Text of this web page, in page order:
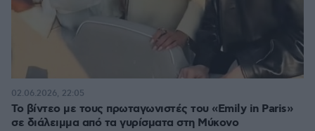
Το βίντεο με τους πρωταγωνιστές του «Emily in Paris»
σε διάλειμμα από τα γυρίσματα στη Μύκονο
02.06.2026, 22:05